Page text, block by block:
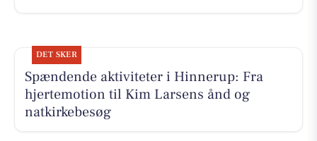
DET SKER
Spændende aktiviteter i Hinnerup: Fra
hjertemotion til Kim Larsens ånd og
natkirkebesøg